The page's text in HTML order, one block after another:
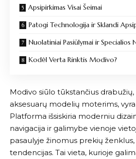
Apsipirkimas Visai Šeimai
Patogi Technologija ir Sklandi
Nuolatiniai Pasiūlymai ir Specialios
Kodėl Verta Rinktis Modivo?
Modivo siūlo tūkstančius drabužių,
aksesuarų modelių moterims,
Platforma išsiskiria moderniu
navigacija ir galimybe vienoje
pasaulyje žinomus prekių
tendencijas. Tai vieta, kurioje